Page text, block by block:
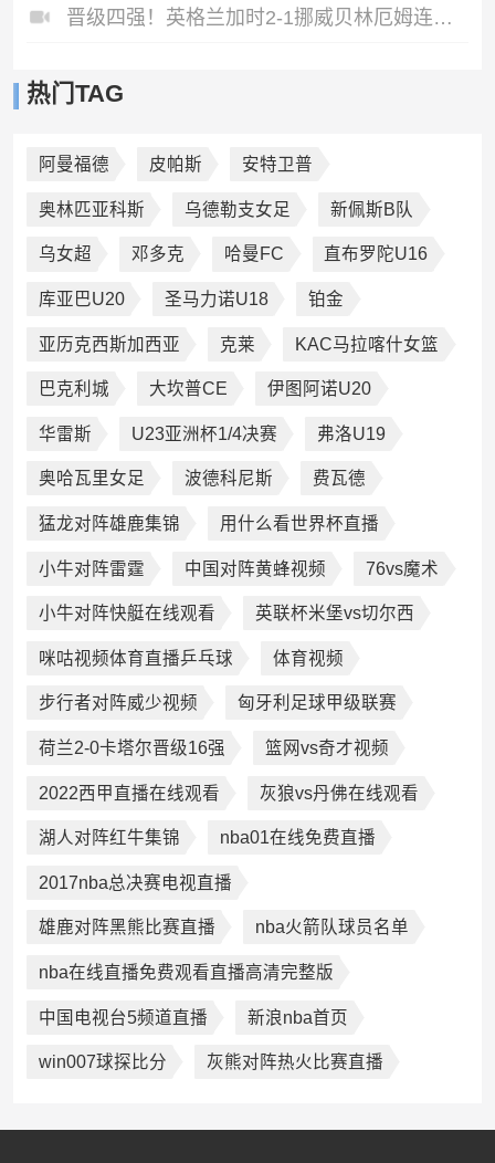
晋级四强！英格兰加时2-1挪威贝林厄姆连场双响谢尔德鲁普破门
热门TAG
阿曼福德 皮帕斯 安特卫普
奥林匹亚科斯 乌德勒支女足 新佩斯B队
乌女超 邓多克 哈曼FC 直布罗陀U16
库亚巴U20 圣马力诺U18 铂金
亚历克西斯加西亚 克莱 KAC马拉喀什女篮
巴克利城 大坎普CE 伊图阿诺U20
华雷斯 U23亚洲杯1/4决赛 弗洛U19
奥哈瓦里女足 波德科尼斯 费瓦德
猛龙对阵雄鹿集锦 用什么看世界杯直播
小牛对阵雷霆 中国对阵黄蜂视频 76vs魔术
小牛对阵快艇在线观看 英联杯米堡vs切尔西
咪咕视频体育直播乒乓球 体育视频
步行者对阵威少视频 匈牙利足球甲级联赛
荷兰2-0卡塔尔晋级16强 篮网vs奇才视频
2022西甲直播在线观看 灰狼vs丹佛在线观看
湖人对阵红牛集锦 nba01在线免费直播
2017nba总决赛电视直播
雄鹿对阵黑熊比赛直播 nba火箭队球员名单
nba在线直播免费观看直播高清完整版
中国电视台5频道直播 新浪nba首页
win007球探比分 灰熊对阵热火比赛直播